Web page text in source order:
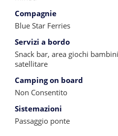
Compagnie
Blue Star Ferries
Servizi a bordo
Snack bar, area giochi
satellitare
Camping on board
Non Consentito
Sistemazioni
Passaggio ponte